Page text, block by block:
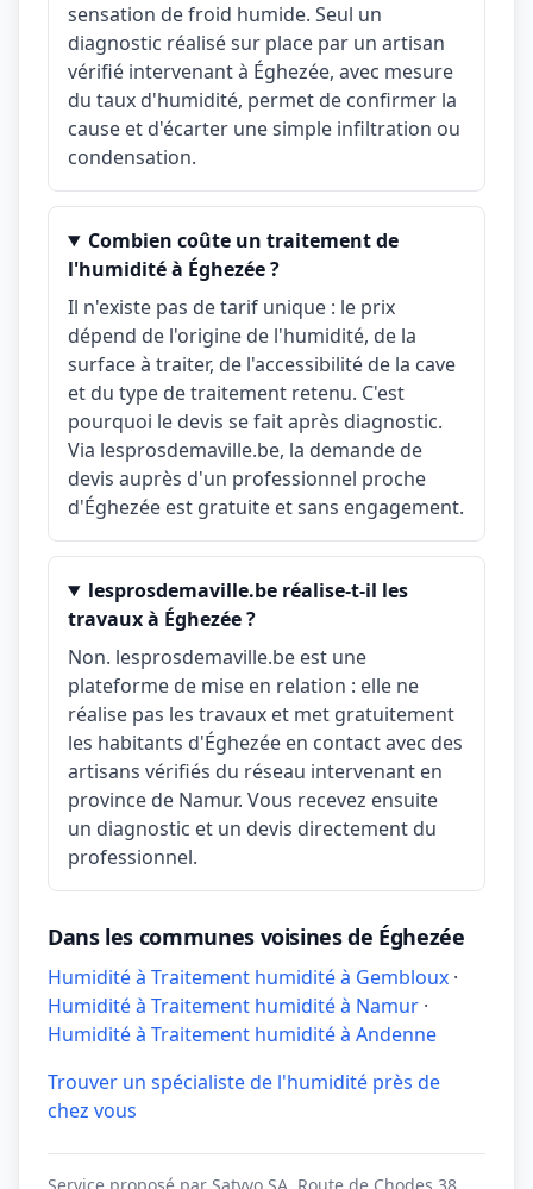
sensation de froid humide. Seul un
diagnostic réalisé sur place par un artisan
vérifié intervenant à Éghezée, avec mesure
du taux d'humidité, permet de confirmer la
cause et d'écarter une simple infiltration ou
condensation.
Combien coûte un traitement de
l'humidité à Éghezée ?
Il n'existe pas de tarif unique : le prix
dépend de l'origine de l'humidité, de la
surface à traiter, de l'accessibilité de la cave
et du type de traitement retenu. C'est
pourquoi le devis se fait après diagnostic.
Via lesprosdemaville.be, la demande de
devis auprès d'un professionnel proche
d'Éghezée est gratuite et sans engagement.
lesprosdemaville.be réalise-t-il les
travaux à Éghezée ?
Non. lesprosdemaville.be est une
plateforme de mise en relation : elle ne
réalise pas les travaux et met gratuitement
les habitants d'Éghezée en contact avec des
artisans vérifiés du réseau intervenant en
province de Namur. Vous recevez ensuite
un diagnostic et un devis directement du
professionnel.
Dans les communes voisines de Éghezée
Humidité à Traitement humidité à Gembloux ·
Humidité à Traitement humidité à Namur ·
Humidité à Traitement humidité à Andenne
Trouver un spécialiste de l'humidité près de
chez vous